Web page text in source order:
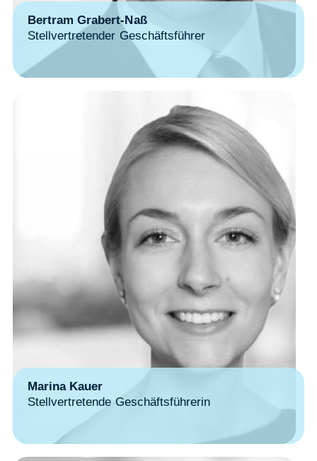
Bertram Grabert-Naß
Stellvertretender Geschäftsführer
Marina Kauer
Stellvertretende Geschäftsführerin